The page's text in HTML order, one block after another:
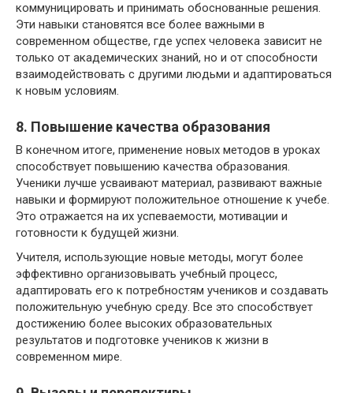
коммуницировать и принимать обоснованные решения.
Эти навыки становятся все более важными в
современном обществе, где успех человека зависит не
только от академических знаний, но и от способности
взаимодействовать с другими людьми и адаптироваться
к новым условиям.
8. Повышение качества образования
В конечном итоге, применение новых методов в уроках
способствует повышению качества образования.
Ученики лучше усваивают материал, развивают важные
навыки и формируют положительное отношение к учебе.
Это отражается на их успеваемости, мотивации и
готовности к будущей жизни.
Учителя, использующие новые методы, могут более
эффективно организовывать учебный процесс,
адаптировать его к потребностям учеников и создавать
положительную учебную среду. Все это способствует
достижению более высоких образовательных
результатов и подготовке учеников к жизни в
современном мире.